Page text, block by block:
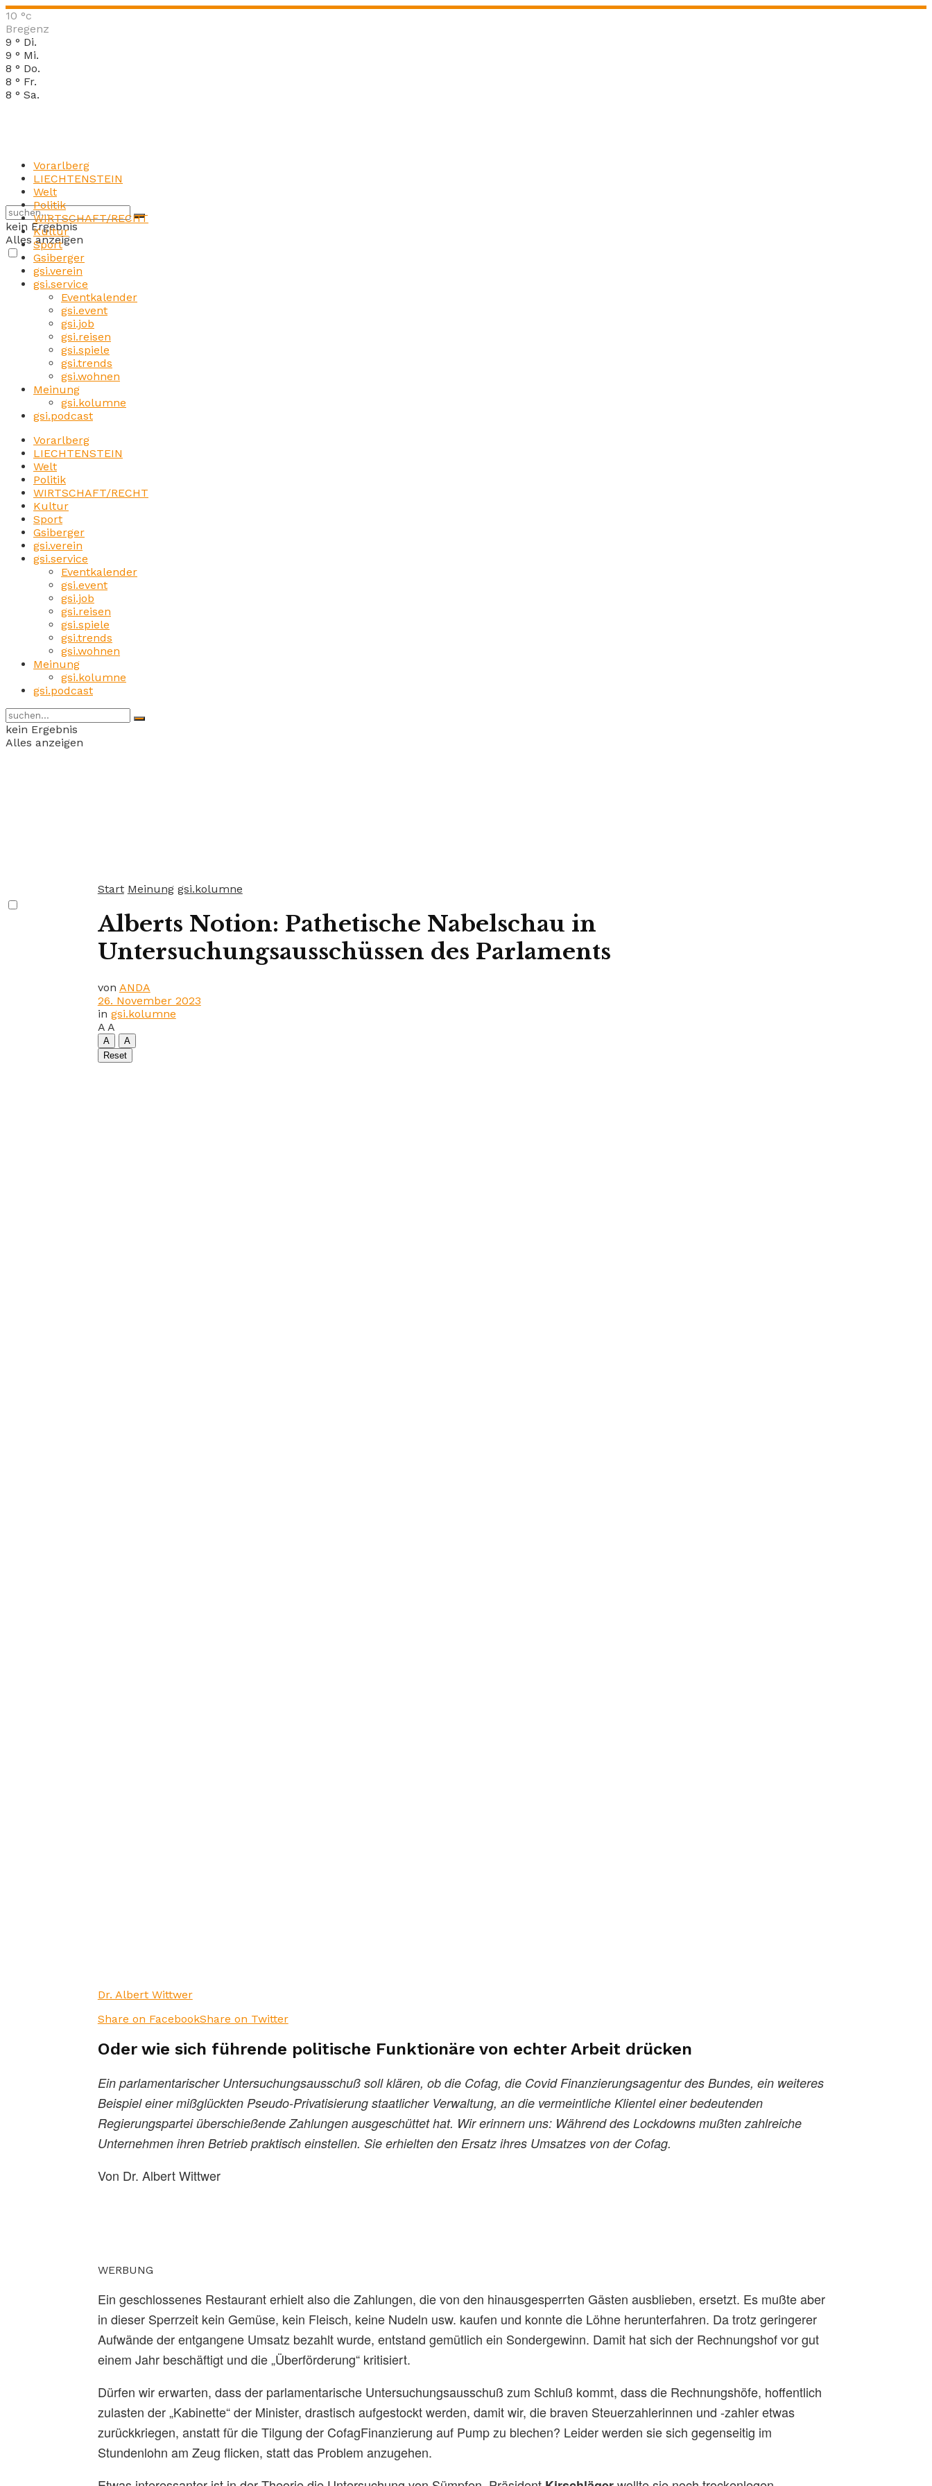
10 °c
Bregenz
9 ° Di.
9 ° Mi.
8 ° Do.
8 ° Fr.
8 ° Sa.
kein Ergebnis
Alles anzeigen
Vorarlberg
LIECHTENSTEIN
Welt
Politik
WIRTSCHAFT/RECHT
Kultur
Sport
Gsiberger
gsi.verein
gsi.service
Eventkalender
gsi.event
gsi.job
gsi.reisen
gsi.spiele
gsi.trends
gsi.wohnen
Meinung
gsi.kolumne
gsi.podcast
Vorarlberg
LIECHTENSTEIN
Welt
Politik
WIRTSCHAFT/RECHT
Kultur
Sport
Gsiberger
gsi.verein
gsi.service
Eventkalender
gsi.event
gsi.job
gsi.reisen
gsi.spiele
gsi.trends
gsi.wohnen
Meinung
gsi.kolumne
gsi.podcast
kein Ergebnis
Alles anzeigen
Start Meinung gsi.kolumne
Alberts Notion: Pathetische Nabelschau in
Untersuchungsausschüssen des Parlaments
von ANDA
26. November 2023
in gsi.kolumne
A A
A
A
Reset
Dr. Albert Wittwer
Share on FacebookShare on Twitter
Oder wie sich führende politische Funktionäre von echter Arbeit drücken
Ein parlamentarischer Untersuchungsausschuß soll klären, ob die Cofag, die Covid Finanzierungsagentur des Bundes, ein weiteres
Beispiel einer mißglückten Pseudo-Privatisierung staatlicher Verwaltung, an die vermeintliche Klientel einer bedeutenden
Regierungspartei überschießende Zahlungen ausgeschüttet hat. Wir erinnern uns: Während des Lockdowns mußten zahlreiche
Unternehmen ihren Betrieb praktisch einstellen. Sie erhielten den Ersatz ihres Umsatzes von der Cofag.
Von Dr. Albert Wittwer
WERBUNG
Ein geschlossenes Restaurant erhielt also die Zahlungen, die von den hinausgesperrten Gästen ausblieben, ersetzt. Es mußte aber
in dieser Sperrzeit kein Gemüse, kein Fleisch, keine Nudeln usw. kaufen und konnte die Löhne herunterfahren. Da trotz geringerer
Aufwände der entgangene Umsatz bezahlt wurde, entstand gemütlich ein Sondergewinn. Damit hat sich der Rechnungshof vor gut
einem Jahr beschäftigt und die „Überförderung“ kritisiert.
Dürfen wir erwarten, dass der parlamentarische Untersuchungsausschuß zum Schluß kommt, dass die Rechnungshöfe, hoffentlich
zulasten der „Kabinette“ der Minister, drastisch aufgestockt werden, damit wir, die braven Steuerzahlerinnen und -zahler etwas
zurückkriegen, anstatt für die Tilgung der CofagFinanzierung auf Pump zu blechen? Leider werden sie sich gegenseitig im
Stundenlohn am Zeug flicken, statt das Problem anzugehen.